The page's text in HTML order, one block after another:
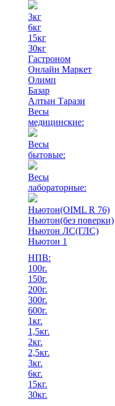
3кг
6кг
15кг
30кг
Гастроном
Онлайн Маркет
Олимп
Базар
Алтын Тарази
Весы
медицинские:
Весы
бытовые:
Весы
лабораторные:
Ньютон(OIML R 76)
Ньютон(без поверки)
Ньютон ЛС(ГЛС)
Ньютон 1
НПВ:
100г.
150г.
200г.
300г.
600г.
1кг.
1,5кг.
2кг.
2,5кг.
3кг.
6кг.
15кг.
30кг.